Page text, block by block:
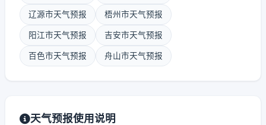
辽源市天气预报 梧州市天气预报
阳江市天气预报 吉安市天气预报
百色市天气预报 舟山市天气预报
天气预报使用说明